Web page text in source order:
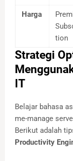
Harga
tion
Strategi
IT
Belajar bahasa
me-manage
Berikut adalah
Productivity